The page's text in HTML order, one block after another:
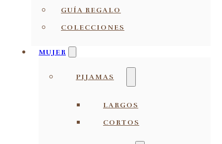
GUÍA REGALO
COLECCIONES
MUJER
PIJAMAS
LARGOS
CORTOS